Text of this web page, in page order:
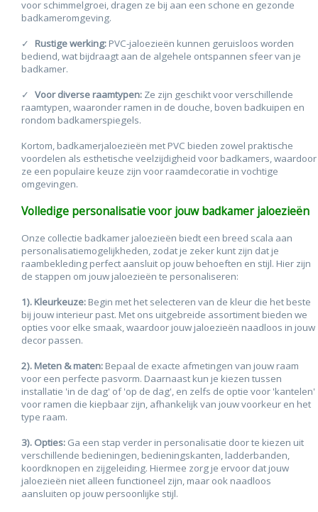
voor schimmelgroei, dragen ze bij aan een schone en gezonde
badkameromgeving.
Rustige werking: PVC-jaloezieën kunnen geruisloos worden
bediend, wat bijdraagt aan de algehele ontspannen sfeer van je
badkamer.
Voor diverse raamtypen: Ze zijn geschikt voor verschillende
raamtypen, waaronder ramen in de douche, boven badkuipen en
rondom badkamerspiegels.
Kortom, badkamerjaloezieën met PVC bieden zowel praktische
voordelen als esthetische veelzijdigheid voor badkamers, waardoor
ze een populaire keuze zijn voor raamdecoratie in vochtige
omgevingen.
Volledige personalisatie voor jouw badkamer jaloezieën
Onze collectie badkamer jaloezieën biedt een breed scala aan
personalisatiemogelijkheden, zodat je zeker kunt zijn dat je
raambekleding perfect aansluit op jouw behoeften en stijl. Hier zijn
de stappen om jouw jaloezieën te personaliseren:
1). Kleurkeuze: Begin met het selecteren van de kleur die het beste
bij jouw interieur past. Met ons uitgebreide assortiment bieden we
opties voor elke smaak, waardoor jouw jaloezieën naadloos in jouw
decor passen.
2). Meten & maten: Bepaal de exacte afmetingen van jouw raam
voor een perfecte pasvorm. Daarnaast kun je kiezen tussen
installatie 'in de dag' of 'op de dag', en zelfs de optie voor 'kantelen'
voor ramen die kiepbaar zijn, afhankelijk van jouw voorkeur en het
type raam.
3). Opties: Ga een stap verder in personalisatie door te kiezen uit
verschillende bedieningen, bedieningskanten, ladderbanden,
koordknopen en zijgeleiding. Hiermee zorg je ervoor dat jouw
jaloezieën niet alleen functioneel zijn, maar ook naadloos
aansluiten op jouw persoonlijke stijl.